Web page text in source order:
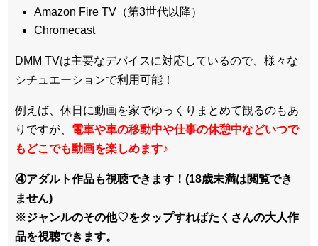
Amazon Fire TV（第3世代以降）
Chromecast
DMM TVは主要なデバイスに対応しているので、 様々な
シチュエーションで利用可能！
例えば、休日に動画を家でゆっくりまとめて観るのもあ
りですが、 電車や車の移動中や仕事の休憩中などいつで
もどこでも動画を楽しめます♪
④アダルト作品も視聴できます！(18歳未満は閲覧でき
ません)
※ジャンルのその他♡をタップすればたくさんの大人作
品を視聴できます。